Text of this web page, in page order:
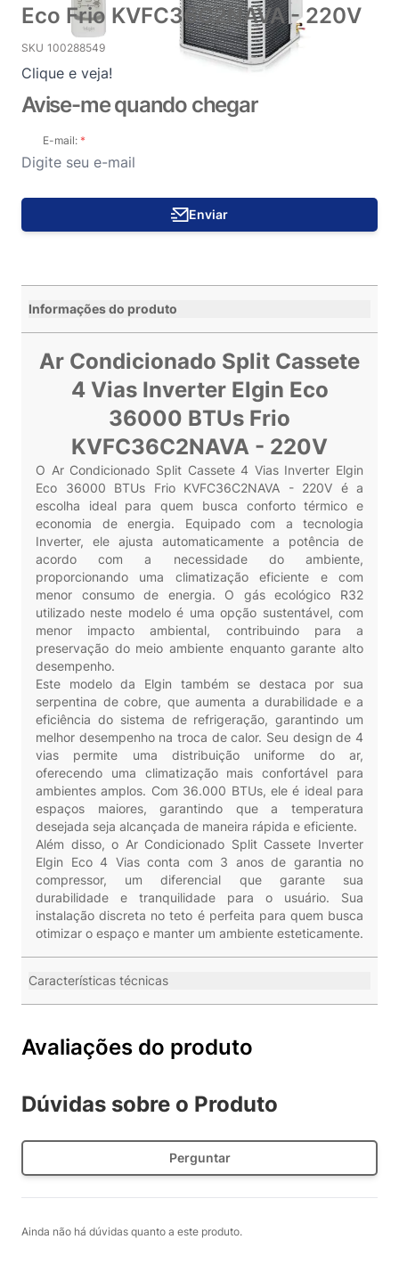
Eco Frio KVFC36C2NAVA - 220V
SKU 100288549
Clique e veja!
Avise-me quando chegar
E-mail:
Enviar
Informações do produto
Ar Condicionado Split Cassete
4 Vias Inverter Elgin Eco
36000 BTUs Frio
KVFC36C2NAVA - 220V
O Ar Condicionado Split Cassete 4 Vias Inverter Elgin
Eco 36000 BTUs Frio KVFC36C2NAVA - 220V é a
escolha ideal para quem busca conforto térmico e
economia de energia. Equipado com a tecnologia
Inverter, ele ajusta automaticamente a potência de
acordo com a necessidade do ambiente,
proporcionando uma climatização eficiente e com
menor consumo de energia. O gás ecológico R32
utilizado neste modelo é uma opção sustentável, com
menor impacto ambiental, contribuindo para a
preservação do meio ambiente enquanto garante alto
desempenho.
Este modelo da Elgin também se destaca por sua
serpentina de cobre, que aumenta a durabilidade e a
eficiência do sistema de refrigeração, garantindo um
melhor desempenho na troca de calor. Seu design de 4
vias permite uma distribuição uniforme do ar,
oferecendo uma climatização mais confortável para
ambientes amplos. Com 36.000 BTUs, ele é ideal para
espaços maiores, garantindo que a temperatura
desejada seja alcançada de maneira rápida e eficiente.
Além disso, o Ar Condicionado Split Cassete Inverter
Elgin Eco 4 Vias conta com 3 anos de garantia no
compressor, um diferencial que garante sua
durabilidade e tranquilidade para o usuário. Sua
instalação discreta no teto é perfeita para quem busca
otimizar o espaço e manter um ambiente esteticamente.
Características técnicas
Avaliações do produto
Dúvidas sobre o Produto
Perguntar
Ainda não há dúvidas quanto a este produto.